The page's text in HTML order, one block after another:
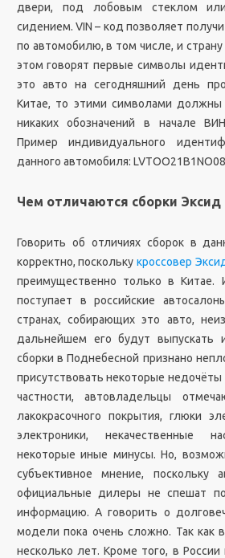
двери, под лобовым стеклом
сидением. VIN – код позволяет
по автомобилю, в том числе, и
этом говорят первые символы
это авто на сегодняшний день
Китае, то этими символами
никаких обозначений в начале
Пример индивидуального
данного автомобиля:
Чем отличаются сборки Эксид
Говорить об отличиях сборок в
корректно, поскольку кроссовер
преимущественно только в Китае.
поступает в российские
странах, собирающих это авто,
дальнейшем его будут выпускать
сборки в Поднебесной признано
присутствовать некоторые недочёты
частности, автовладельцы
лакокрасочного покрытия, глюки
электроники, некачественные
некоторые иные минусы. Но,
субъективное мнение, поскольку
официальные дилеры не спешат
информацию. А говорить о
модели пока очень сложно. Так как
несколько лет. Кроме того, в